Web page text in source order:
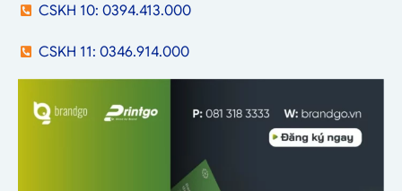
CSKH 10: 0394.413.000
CSKH 11: 0346.914.000